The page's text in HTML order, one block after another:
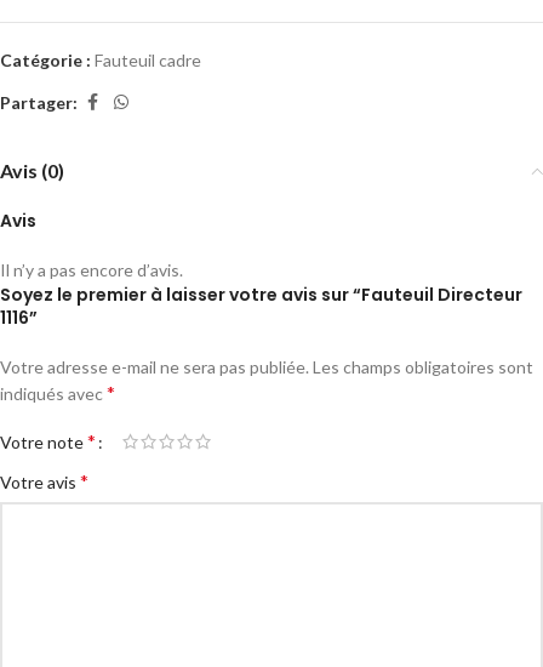
Catégorie : Fauteuil cadre
Partager:
Avis (0)
Avis
Il n’y a pas encore d’avis.
Soyez le premier à laisser votre avis sur “Fauteuil Directeur
1116”
Votre adresse e-mail ne sera pas publiée. Les champs obligatoires sont
indiqués avec*
Votre note*
Votre avis *